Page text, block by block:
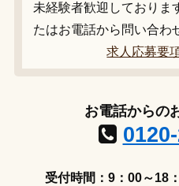
未経験者歓迎しておりま
たはお電話から問い合わ
求人応募要
お電話からの
受付時間：9：00～18